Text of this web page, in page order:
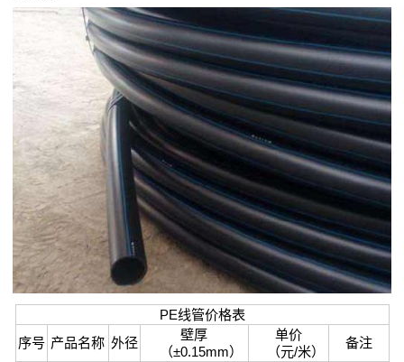
PE线管价格表
序号 产品名称 外径
壁厚
（±0.15mm）
单价
（元/米）
备注